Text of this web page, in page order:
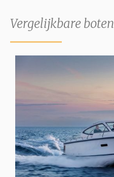
Vergelijkbare boten